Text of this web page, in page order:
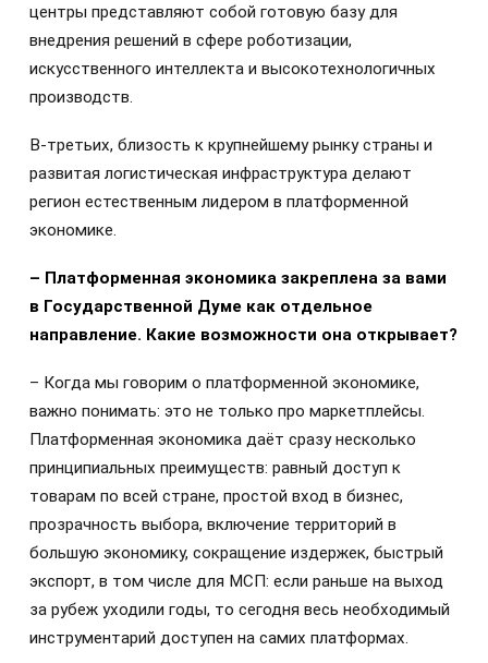
центры представляют собой готовую базу для
внедрения решений в сфере роботизации,
искусственного интеллекта и высокотехнологичных
производств.
В-третьих, близость к крупнейшему рынку страны и
развитая логистическая инфраструктура делают
регион естественным лидером в платформенной
экономике.
– Платформенная экономика закреплена за вами
в Государственной Думе как отдельное
направление. Какие возможности она открывает?
– Когда мы говорим о платформенной экономике,
важно понимать: это не только про маркетплейсы.
Платформенная экономика даёт сразу несколько
принципиальных преимуществ: равный доступ к
товарам по всей стране, простой вход в бизнес,
прозрачность выбора, включение территорий в
большую экономику, сокращение издержек, быстрый
экспорт, в том числе для МСП: если раньше на выход
за рубеж уходили годы, то сегодня весь необходимый
инструментарий доступен на самих платформах.